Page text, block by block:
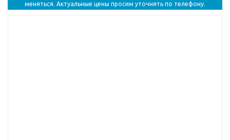
меняться. Актуальные цены просим уточнять по телефону.